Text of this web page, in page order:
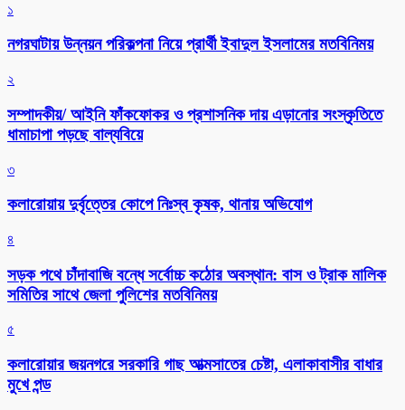
১
নগরঘাটায় উন্নয়ন পরিকল্পনা নিয়ে প্রার্থী ইবাদুল ইসলামের মতবিনিময়
২
সম্পাদকীয়/ আইনি ফাঁকফোকর ও প্রশাসনিক দায় এড়ানোর সংস্কৃতিতে
ধামাচাপা পড়ছে বাল্যবিয়ে
৩
কলারোয়ায় দুর্বৃত্তের কোপে নিঃস্ব কৃষক, থানায় অভিযোগ
৪
সড়ক পথে চাঁদাবাজি বন্ধে সর্বোচ্চ কঠোর অবস্থান: বাস ও ট্রাক মালিক
সমিতির সাথে জেলা পুলিশের মতবিনিময়
৫
কলারোয়ার জয়নগরে সরকারি গাছ আত্মসাতের চেষ্টা, এলাকাবাসীর বাধার
মুখে পন্ড